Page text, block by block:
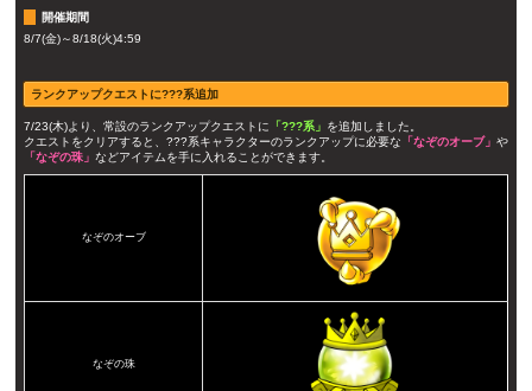
開催期間
8/7(金)～8/18(火)4:59
ランクアップクエストに???系追加
7/23(木)より、常設のランクアップクエストに 「???系」 を追加しました。
クエストをクリアすると、???系キャラクターのランクアップに必要な 「なぞのオーブ」 や
「なぞの珠」 などアイテムを手に入れることができます。
なぞのオーブ
なぞの珠